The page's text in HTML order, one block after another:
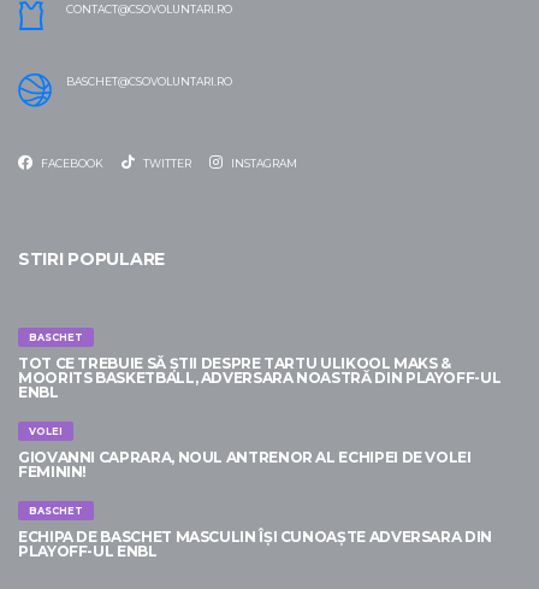
CONTACT@CSOVOLUNTARI.RO
BASCHET@CSOVOLUNTARI.RO
FACEBOOK TWITTER INSTAGRAM
STIRI POPULARE
BASCHET
TOT CE TREBUIE SĂ ȘTII DESPRE TARTU ULIKOOL MAKS &
MOORITS BASKETBALL, ADVERSARA NOASTRĂ DIN PLAYOFF-UL
ENBL
VOLEI
GIOVANNI CAPRARA, NOUL ANTRENOR AL ECHIPEI DE VOLEI
FEMININ!
BASCHET
ECHIPA DE BASCHET MASCULIN ÎȘI CUNOAȘTE ADVERSARA DIN
PLAYOFF-UL ENBL